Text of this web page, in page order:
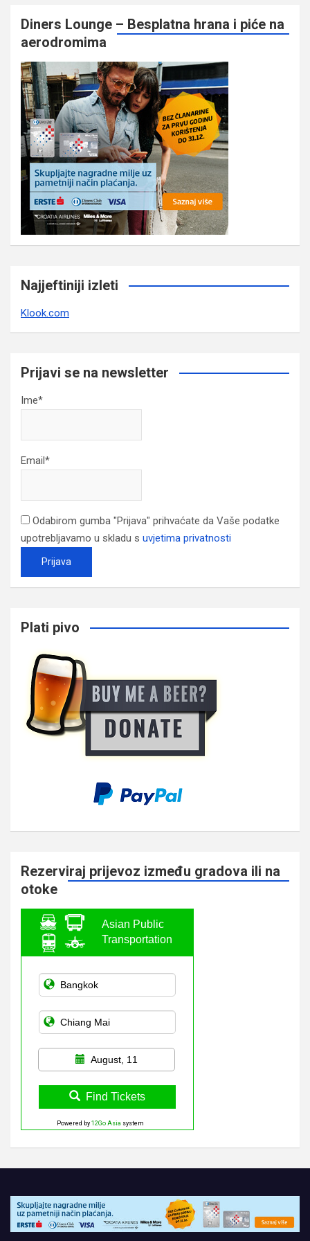
Diners Lounge – Besplatna hrana i piće na
aerodromima
Najjeftiniji izleti
Klook.com
Prijavi se na newsletter
Ime*
Email*
Odabirom gumba "Prijava" prihvaćate da Vaše podatke
upotrebljavamo u skladu s uvjetima privatnosti
Plati pivo
Rezerviraj prijevoz između gradova ili na
otoke
Asian Public
Transportation
August, 11
Find Tickets
Powered by 12Go Asia system